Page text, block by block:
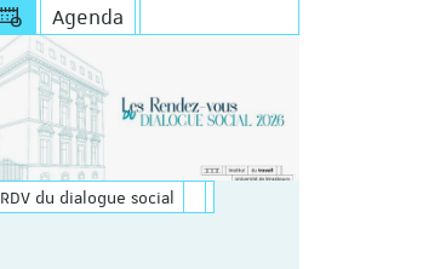
Agenda
RDV du dialogue social